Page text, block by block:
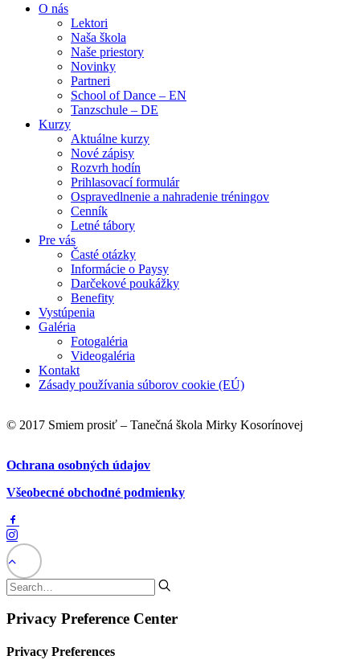
O nás
Lektori
Naša škola
Naše priestory
Novinky
Partneri
School of Dance – EN
Tanzschule – DE
Kurzy
Aktuálne kurzy
Nové zápisy
Rozvrh hodín
Prihlasovací formulár
Ospravedlnenie a nahradenie tréningov
Cenník
Letné tábory
Pre vás
Časté otázky
Informácie o Paysy
Darčekové poukážky
Benefity
Vystúpenia
Galéria
Fotogaléria
Videogaléria
Kontakt
Zásady používania súborov cookie (EÚ)
© 2017 Smiem prosiť – Tanečná škola Mirky Kosorínovej
Ochrana osobných údajov
Všeobecné obchodné podmienky
Privacy Preference Center
Privacy Preferences